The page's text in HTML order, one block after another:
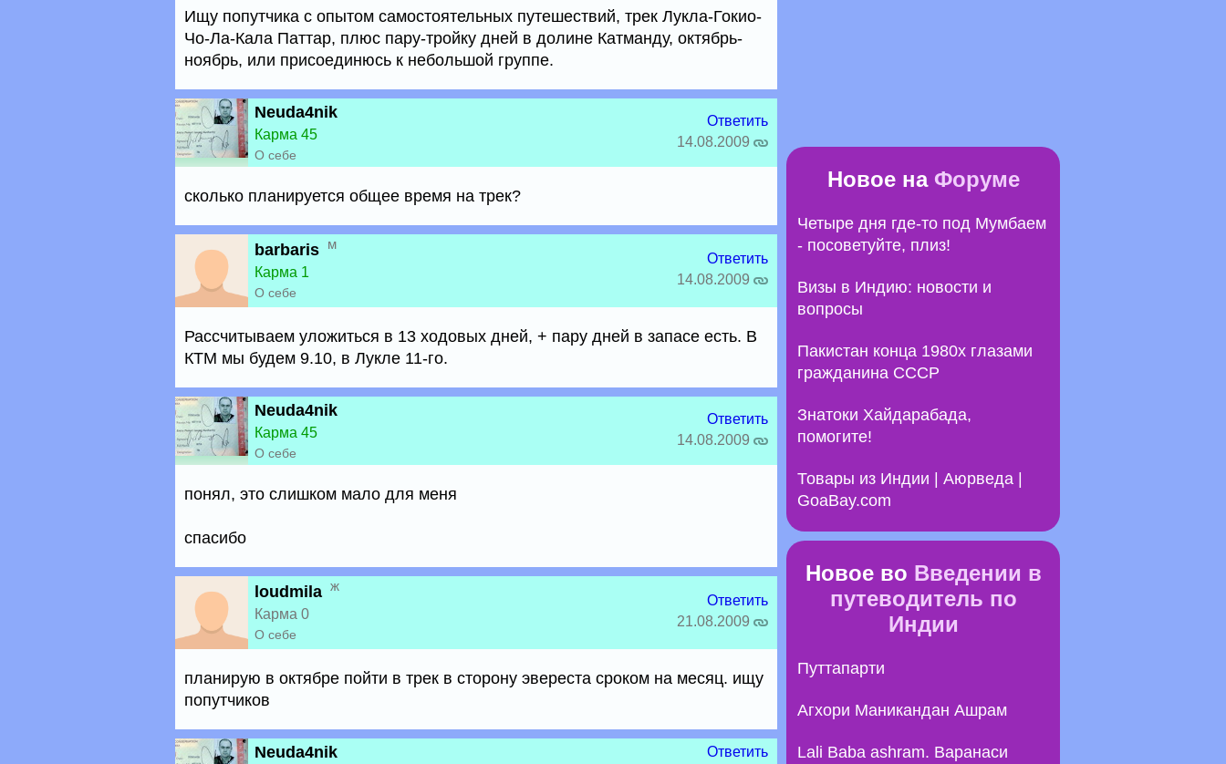
Ищу попутчика с опытом самостоятельных путешествий, трек Лукла-Гокио-
Чо-Ла-Кала Паттар, плюс пару-тройку дней в долине Катманду, октябрь-
ноябрь, или присоединюсь к небольшой группе.
Neuda4nik
Карма 45
О себе
Ответить
14.08.2009
сколько планируется общее время на трек?
barbaris м
Карма 1
О себе
Ответить
14.08.2009
Рассчитываем уложиться в 13 ходовых дней, + пару дней в запасе есть. В
КТМ мы будем 9.10, в Лукле 11-го.
Neuda4nik
Карма 45
О себе
Ответить
14.08.2009
понял, это слишком мало для меня
спасибо
loudmila ж
Карма 0
О себе
Ответить
21.08.2009
планирую в октябре пойти в трек в сторону эвереста сроком на месяц. ищу
попутчиков
Neuda4nik
Ответить
Новое на Форуме
Четыре дня где-то под Мумбаем
- посоветуйте, плиз!
Визы в Индию: новости и
вопросы
Пакистан конца 1980х глазами
гражданина СССР
Знатоки Хайдарабада,
помогите!
Товары из Индии | Аюрведа |
GoaBay.com
Новое во Введении в
путеводитель по
Индии
Путтапарти
Агхори Маникандан Ашрам
Lali Baba ashram. Варанаси